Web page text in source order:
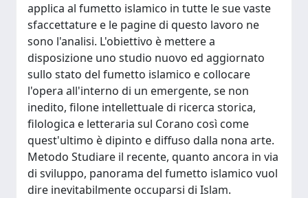
applica al fumetto islamico in tutte le sue vaste
sfaccettature e le pagine di questo lavoro ne
sono l'analisi. L'obiettivo è mettere a
disposizione uno studio nuovo ed aggiornato
sullo stato del fumetto islamico e collocare
l'opera all'interno di un emergente, se non
inedito, filone intellettuale di ricerca storica,
filologica e letteraria sul Corano così come
quest'ultimo è dipinto e diffuso dalla nona arte.
Metodo Studiare il recente, quanto ancora in via
di sviluppo, panorama del fumetto islamico vuol
dire inevitabilmente occuparsi di Islam.